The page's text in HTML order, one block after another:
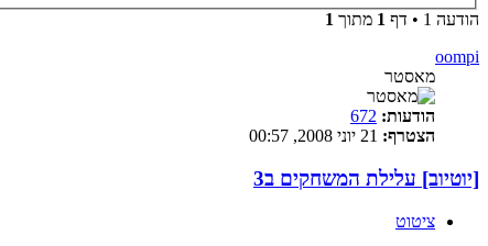
הודעה 1 • דף
1 מתוך 1
oompi
מאסטר
הודעות: 672
הצטרף:
[יוטיוב] עלילת המשחקים ב3
ציטוט